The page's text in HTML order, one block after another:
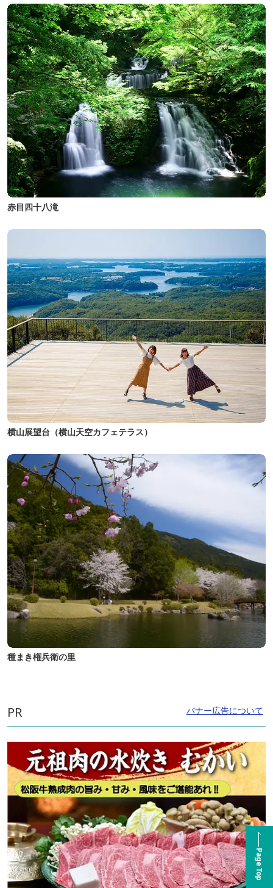
赤目四十八滝
横山展望台（横山天空カフェテラス）
種まき権兵衛の里
PR バナー広告について
Page Top